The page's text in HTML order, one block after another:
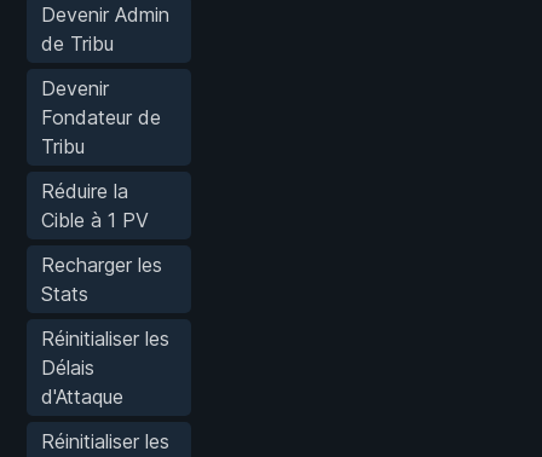
Devenir Admin
de Tribu
Devenir
Fondateur de
Tribu
Réduire la
Cible à 1 PV
Recharger les
Stats
Réinitialiser les
Délais
d'Attaque
Réinitialiser les